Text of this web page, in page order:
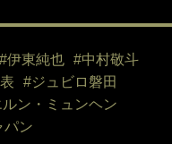
#伊東純也
#中村敬斗
#ジュビロ磐田
ン・ミュンヘン
パン